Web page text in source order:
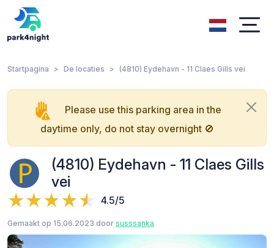
Startpagina De locaties (4810) Eydehavn - 11 Claes Gills vei
Please use this parking area in the
daytime only, do not stay overnight 🚫
(4810) Eydehavn - 11 Claes Gills
vei
4.5/5
Gemaakt op 15.06.2023 door susssanka